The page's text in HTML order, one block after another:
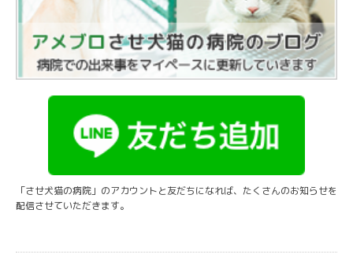
「させ犬猫の病院」のアカウントと友だちになれば、たくさんのお知らせを
配信させていただきます。